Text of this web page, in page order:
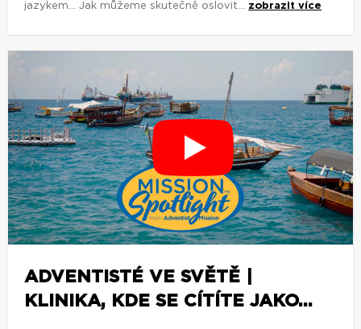
jazykem... Jak můžeme skutečně oslovit... zobrazit více
ADVENTISTÉ VE SVĚTĚ |
KLINIKA, KDE SE CÍTÍTE JAKO...